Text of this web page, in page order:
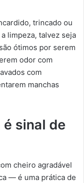
trincado ou
limpeza, talvez seja
ótimos por serem
odor com
com
manchas
sinal de
cheiro agradável
— é uma prática de